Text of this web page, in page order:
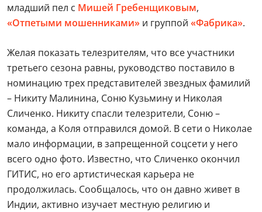
младший пел с Мишей Гребенщиковым,
«Отпетыми мошенниками» и группой «Фабрика».
Желая показать телезрителям, что все участники
третьего сезона равны, руководство поставило в
номинацию трех представителей звездных фамилий
– Никиту Малинина, Соню Кузьмину и Николая
Сличенко. Никиту спасли телезрители, Соню –
команда, а Коля отправился домой. В сети о Николае
мало информации, в запрещенной соцсети у него
всего одно фото. Известно, что Сличенко окончил
ГИТИС, но его артистическая карьера не
продолжилась. Сообщалось, что он давно живет в
Индии, активно изучает местную религию и